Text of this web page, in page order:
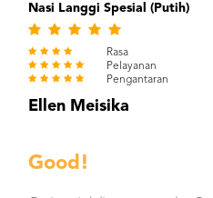
Nasi Langgi Spesial (Putih)
Rasa
Pelayanan
Pengantaran
Ellen Meisika
Good!